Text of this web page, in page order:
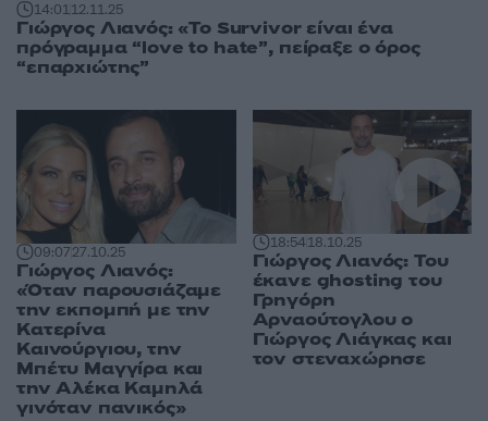
14:0112.11.25
Γιώργος Λιανός: «Το Survivor είναι ένα
πρόγραμμα “love to hate”, πείραξε ο όρος
“επαρχιώτης”
09:0727.10.25
Γιώργος Λιανός:
«Όταν παρουσιάζαμε
την εκπομπή με την
Κατερίνα
Καινούργιου, την
Μπέτυ Μαγγίρα και
την Αλέκα Καμηλά
γινόταν πανικός»
18:5418.10.25
Γιώργος Λιανός: Του
έκανε ghosting του
Γρηγόρη
Αρναούτογλου ο
Γιώργος Λιάγκας και
τον στεναχώρησε